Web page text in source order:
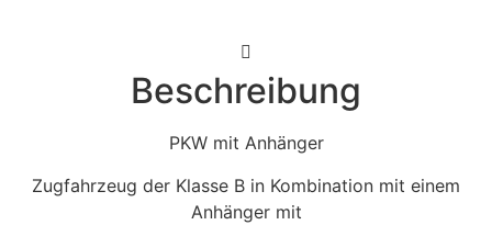
Beschreibung
PKW mit Anhänger
Zugfahrzeug der Klasse B in Kombination mit einem
Anhänger mit